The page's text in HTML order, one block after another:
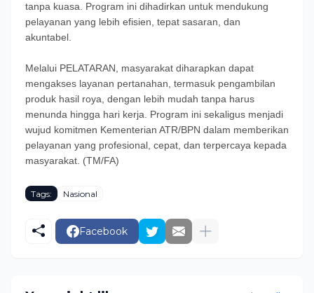
tanpa kuasa. Program ini dihadirkan untuk mendukung
pelayanan yang lebih efisien, tepat sasaran, dan
akuntabel.
Melalui PELATARAN, masyarakat diharapkan dapat
mengakses layanan pertanahan, termasuk pengambilan
produk hasil roya, dengan lebih mudah tanpa harus
menunda hingga hari kerja. Program ini sekaligus menjadi
wujud komitmen Kementerian ATR/BPN dalam memberikan
pelayanan yang profesional, cepat, dan terpercaya kepada
masyarakat. (TM/FA)
Tags: Nasional
Facebook